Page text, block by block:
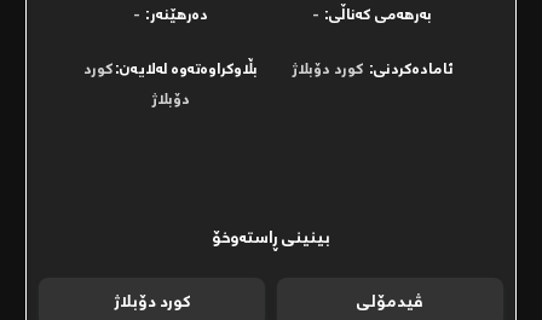
بەرھەمی کەناڵی: - دەرھێنەر: -
ئامادەکردنی: کورد دۆبلاژ بڵاوکراوەتەوە لەلایەن:کورد
دۆبلاژ
بینینی ڕاستەوخۆ
ڤیدمۆلی کورد دۆبلاژ